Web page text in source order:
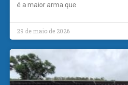
é a maior arma que
29 de maio de 2026